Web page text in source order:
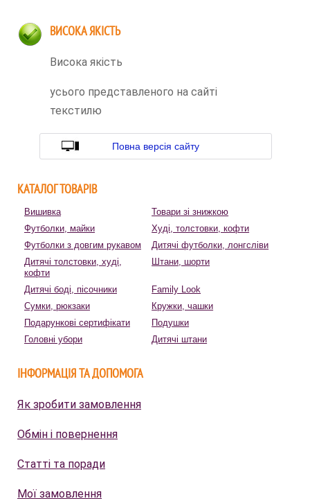
ВИСОКА ЯКІСТЬ
Висока якість
усього представленого на сайті
текстилю
Повна версія сайту
КАТАЛОГ ТОВАРІВ
Вишивка
Товари зі знижкою
Футболки, майки
Худі, толстовки, кофти
Футболки з довгим рукавом
Дитячі футболки, лонгсліви
Дитячі толстовки, худі,
кофти
Штани, шорти
Дитячі боді, пісочники
Family Look
Сумки, рюкзаки
Кружки, чашки
Подарункові сертифікати
Подушки
Головні убори
Дитячі штани
ІНФОРМАЦІЯ ТА ДОПОМОГА
Як зробити замовлення
Обмін і повернення
Статті та поради
Мої замовлення